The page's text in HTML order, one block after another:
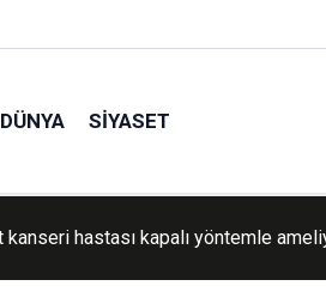
DÜNYA SIYASET
hastası kapalı yöntemle
şehit verildi